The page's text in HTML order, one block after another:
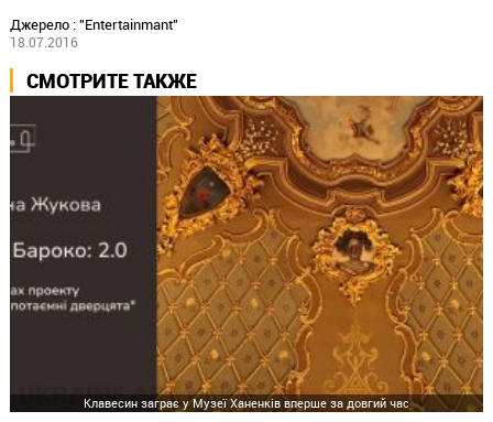
Джерело : "Entertainmant"
18.07.2016
СМОТРИТЕ ТАКЖЕ
Клавесин заграє у Музеї Ханенків вперше за довгий час